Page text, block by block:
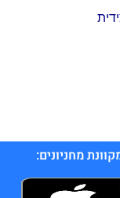
מחניונים: